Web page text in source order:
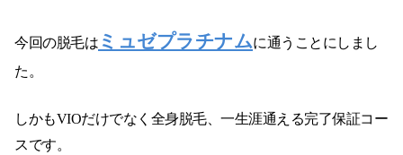
今回の脱毛は ミュゼプラチナムに通うことにしまし
た。
しかもVIOだけでなく全身脱毛、一生涯通える完了保証コー
スです。